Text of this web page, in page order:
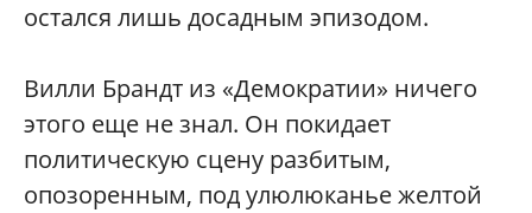
остался лишь досадным эпизодом.
Вилли Брандт из «Демократии» ничего
этого еще не знал. Он покидает
политическую сцену разбитым,
опозоренным, под улюлюканье желтой